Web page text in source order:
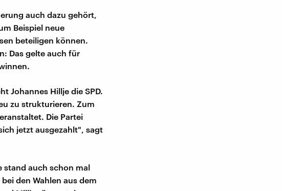
auch dazu gehört,
Beispiel neue
beteiligen können.
Das gelte auch für
Johannes Hillje die SPD.
zu strukturieren. Zum
Die Partei
jetzt ausgezahlt", sagt
stand auch schon mal
den Wahlen aus dem